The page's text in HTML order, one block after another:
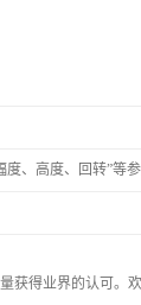
获得业界的认可。